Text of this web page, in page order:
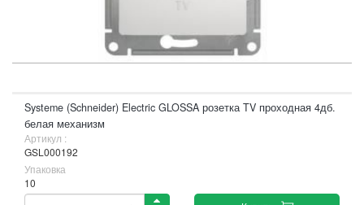
Systeme (Schneider) Electric GLOSSA розетка TV проходная 4дб.
белая механизм
Артикул :
GSL000192
Упаковка
10